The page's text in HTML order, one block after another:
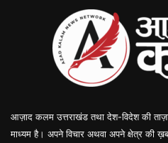
आज़ाद कलम उत्तराखंड तथा देश-विदेश की
माध्यम है। अपने विचार अथवा अपने क्षेत्र की